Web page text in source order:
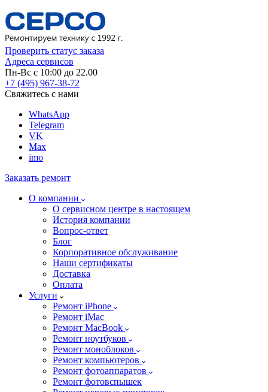
Проверить статус заказа
Адреса сервисов
Пн-Вс с 10:00 до 22.00
+7 (495) 967-38-72
Свяжитесь с нами
WhatsApp
Telegram
VK
Max
imo
Заказать ремонт
О компании
О сервисном центре в настоящем
История компании
Вопрос-ответ
Блог
Корпоративное обслуживание
Наши сертификаты
Доставка
Оплата
Услуги
Ремонт iPhone
Ремонт iMac
Ремонт MacBook
Ремонт ноутбуков
Ремонт моноблоков
Ремонт компьютеров
Ремонт фотоаппаратов
Ремонт фотовспышек